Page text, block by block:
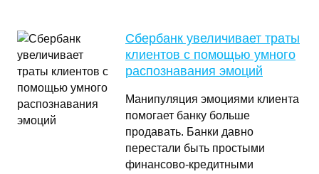
Сбербанк увеличивает траты
клиентов с помощью умного
распознавания эмоций
Манипуляция эмоциями клиента
помогает банку больше
продавать. Банки давно
перестали быть простыми
финансово-кредитными